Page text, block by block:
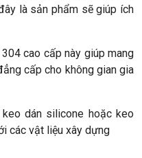
là sản phẩm sẽ giúp ích
cao cấp này giúp mang
cấp cho không gian gia
dán silicone hoặc keo
các vật liệu xây dựng